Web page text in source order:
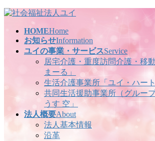
コ
ナ
HOMEHome
お知らせInformation
ユイの事業・サービスService
居宅介護・重度訪問介護・移
まーる」
生活介護事業所「ユイ・ハート
共同生活援助事業所（グルー
うす 空」
法人概要About
法人基本情報
沿革